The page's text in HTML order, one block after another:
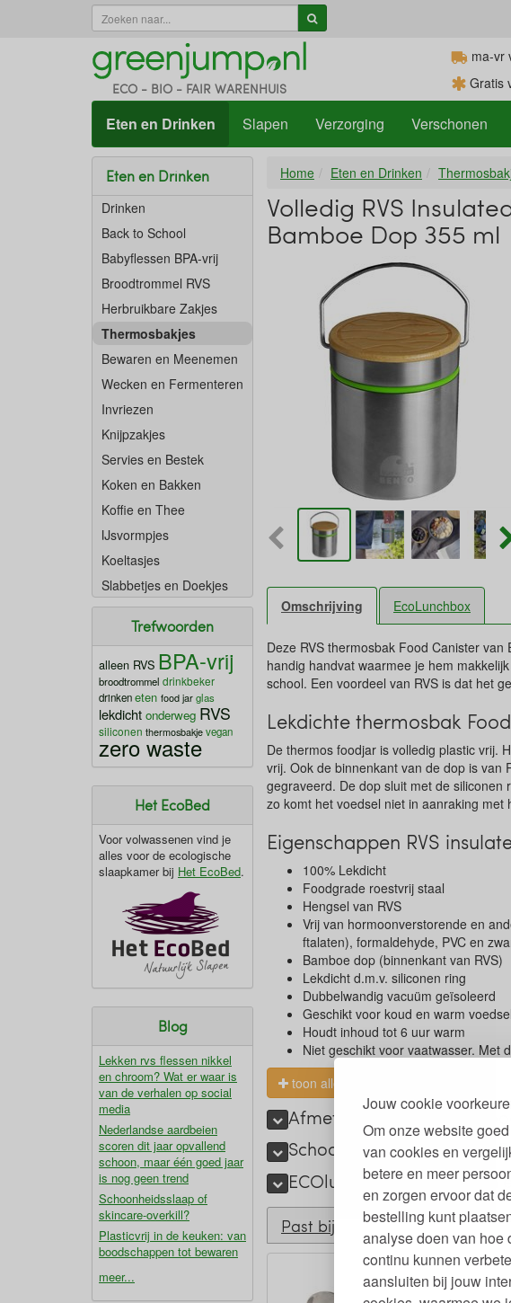
Jouw cookie
Om onze website
van cookies en
betere en meer
en zorgen ervoor dat
bestelling kunt
analyse doen van hoe
continu kunnen
aansluiten bij jouw
ECO - BIO - FAIR WARENHUIS
ma-vr
Gratis
Eten en Drinken Slapen Verzorging Verschonen
Eten en Drinken
Drinken
Back to School
Babyflessen BPA-vrij
Broodtrommel RVS
Herbruikbare Zakjes
Thermosbakjes
Bewaren en Meenemen
Wecken en Fermenteren
Invriezen
Knijpzakjes
Servies en Bestek
Koken en Bakken
Koffie en Thee
IJsvormpjes
Koeltasjes
Slabbetjes en Doekjes
Trefwoorden
alleen RVS BPA-vrij
broodtrommel drinkbeker
drinkeneten food jarglas
lekdicht onderweg RVS
siliconen thermosbakjevegan
zero waste
Het EcoBed
Voor volwassenen vind je
alles voor de ecologische
slaapkamer bij Het EcoBed.
Blog
Lekken rvs flessen nikkel
en chroom? Wat er waar is
van de verhalen op social
media
Nederlandse aardbeien
scoren dit jaar opvallend
schoon, maar één goed jaar
is nog geen trend
Schoonheidsslaap of
skincare-overkill?
Plasticvrij in de keuken: van
boodschappen tot bewaren
meer...
Home Eten en Drinken
Volledig RVS
Bamboe Dop 355 ml
Omschrijving EcoLunchbox
Deze RVS thermosbak Food Canister
handig handvat waarmee je hem
school. Een voordeel van RVS is dat het
Lekdichte thermosbak
De thermos foodjar is volledig plastic vrij.
vrij. Ook de binnenkant van de dop is van
gegraveerd. De dop sluit met de siliconen
zo komt het voedsel niet in aanraking met
Eigenschappen RVS
100% Lekdicht
Foodgrade roestvrij staal
Hengsel van RVS
Vrij van hormoonverstorende en
ftalaten), formaldehyde, PVC en
Bamboe dop (binnenkant van RVS)
Lekdicht d.m.v. siliconen ring
Dubbelwandig vacuüm geïsoleerd
Geschikt voor koud en warm voedsel
Houdt inhoud tot 6 uur warm
Niet geschikt voor vaatwasser. Met
toon alles
Afmetingen en gewicht
Schoonmaken en gebruik
ECOlunchbox keurmerken
Past bij